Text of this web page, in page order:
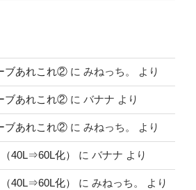
ブあれこれ② に みねっち。 より
ブあれこれ② に バナナ より
ブあれこれ② に みねっち。 より
40L⇒60L化） に バナナ より
40L⇒60L化） に みねっち。 より